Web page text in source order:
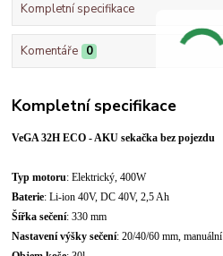
Kompletní specifikace
Komentáře 0
Kompletní specifikace
VeGA 32H ECO - AKU sekačka bez pojezdu
Typ motoru: Elektrický, 400W
Baterie: Li-ion 40V, DC 40V, 2,5 Ah
Šířka sečení: 330 mm
Nastavení výšky sečení: 20/40/60 mm, manuální